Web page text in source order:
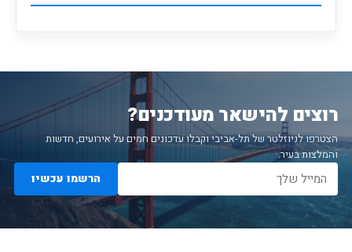
רוצים להישאר מעודכנים?
הצטרפו לניוזלטר של תל-אביבי וקבלו עדכונים חמים על אירועים, חדשות
והמלצות בעיר.
הרשמו עכשיו